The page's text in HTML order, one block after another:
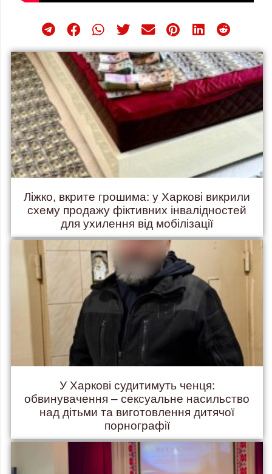
Ліжко, вкрите грошима: у Харкові викрили
схему продажу фіктивних інвалідностей
для ухилення від мобілізації
У Харкові судитимуть ченця:
обвинувачення – сексуальне насильство
над дітьми та виготовлення дитячої
порнографії